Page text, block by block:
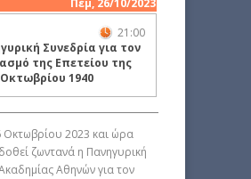
21:00
Συνεδρία για τον
της Επετείου της
1940
Οκτωβρίου 2023 και ώρα
ζωντανά η Πανηγυρική
Αθηνών για τον